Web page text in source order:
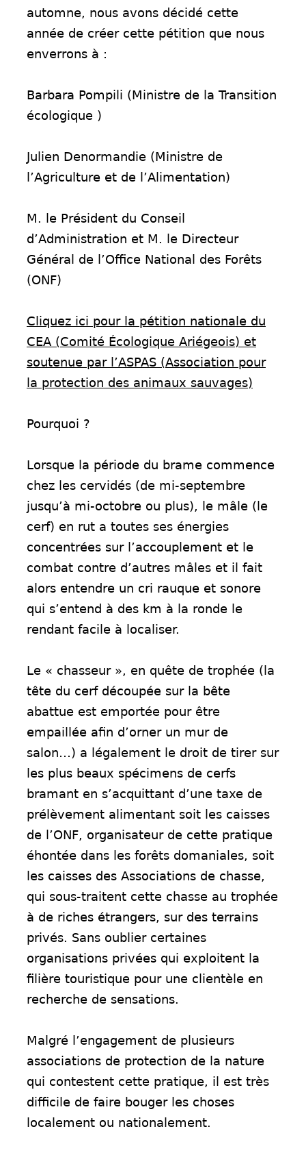
automne, nous avons décidé cette
année de créer cette pétition que nous
enverrons à :
Barbara Pompili (Ministre de la Transition
écologique )
Julien Denormandie (Ministre de
l’Agriculture et de l’Alimentation)
M. le Président du Conseil
d’Administration et M. le Directeur
Général de l’Office National des Forêts
(ONF)
Cliquez ici pour la pétition nationale du
CEA (Comité Écologique Ariégeois) et
soutenue par l’ASPAS (Association pour
la protection des animaux sauvages)
Pourquoi ?
Lorsque la période du brame commence
chez les cervidés (de mi-septembre
jusqu’à mi-octobre ou plus), le mâle (le
cerf) en rut a toutes ses énergies
concentrées sur l’accouplement et le
combat contre d’autres mâles et il fait
alors entendre un cri rauque et sonore
qui s’entend à des km à la ronde le
rendant facile à localiser.
Le « chasseur », en quête de trophée (la
tête du cerf découpée sur la bête
abattue est emportée pour être
empaillée afin d’orner un mur de
salon…) a légalement le droit de tirer sur
les plus beaux spécimens de cerfs
bramant en s’acquittant d’une taxe de
prélèvement alimentant soit les caisses
de l’ONF, organisateur de cette pratique
éhontée dans les forêts domaniales, soit
les caisses des Associations de chasse,
qui sous-traitent cette chasse au trophée
à de riches étrangers, sur des terrains
privés. Sans oublier certaines
organisations privées qui exploitent la
filière touristique pour une clientèle en
recherche de sensations.
Malgré l’engagement de plusieurs
associations de protection de la nature
qui contestent cette pratique, il est très
difficile de faire bouger les choses
localement ou nationalement.